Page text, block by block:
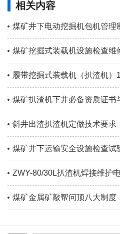
相关内容
煤矿井下电动挖掘机包机管理
煤矿挖掘式装载机设施检查维
履带挖掘式装载机（扒渣机
煤矿扒渣机下井必备资质证书
斜井出渣扒渣机定做技术要求
煤矿井下运输安全设施检查试
ZWY-80/30L扒渣机焊接维护
煤矿金属矿敲帮问顶八大制度